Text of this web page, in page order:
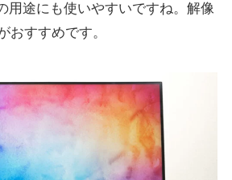
用途にも使いやすいですね。解像
おすすめです。